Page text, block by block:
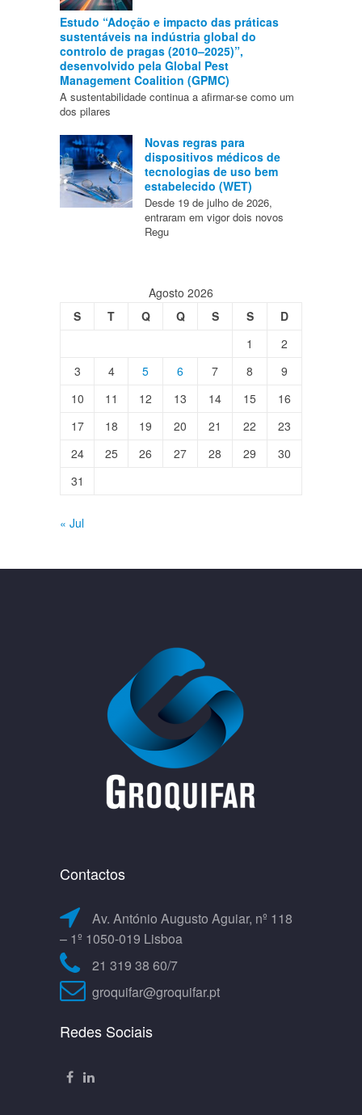
Estudo “Adoção e impacto das práticas
sustentáveis na indústria global do
controlo de pragas (2010–2025)”,
desenvolvido pela Global Pest
Management Coalition (GPMC)
A sustentabilidade continua a afirmar-se como um
dos pilares
Novas regras para
dispositivos médicos de
tecnologias de uso bem
estabelecido (WET)
Desde 19 de julho de 2026,
entraram em vigor dois novos
Regu
Agosto 2026
S
T Q Q S S
D
1
2
3
4 5 6 7 8
9
10
11 12 13 14 15
16
17
18 19 20 21 22
23
24
25 26 27 28 29
30
31
« Jul
Contactos
Av. António Augusto Aguiar, nº 118
– 1º 1050-019 Lisboa
21 319 38 60/7
groquifar@groquifar.pt
Redes Sociais